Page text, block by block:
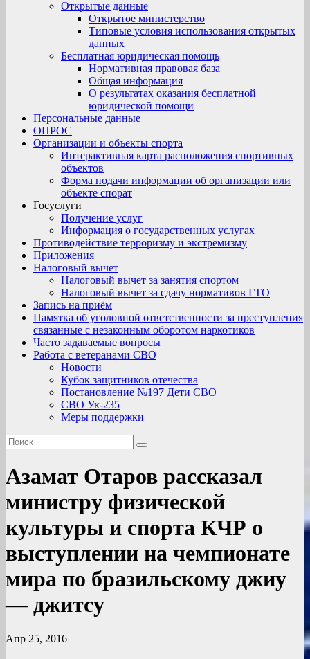
Открытые данные
Открытое министерство
Типовые условия использования открытых
данных
Бесплатная юридическая помощь
Нормативная правовая база
Общая информация
О результатах оказания бесплатной
юридической помощи
Персональные данные
ОПРОС
Организации и объекты спорта
Интерактивная карта расположения спортивных
объектов
Форма подачи информации об организации или
объекте спорат
Госуслуги
Получение услуг
Информация о государственных услугах
Противодействие терроризму и экстремизму
Приложения
Налоговый вычет
Налоговый вычет за занятия спортом
Налоговый вычет за сдачу нормативов ГТО
Запись на приём
Памятка об уголовной ответственности за преступления
связанные с незаконным оборотом наркотиков
Часто задаваемые вопросы
Работа с ветеранами СВО
Новости
Кубок защитников отечества
Постановление №197 Дети СВО
СВО Ук-235
Меры поддержки
Азамат Отаров рассказал
министру физической
культуры и спорта КЧР о
выступлении на чемпионате
мира по бразильскому джиу
— джитсу
Апр 25, 2016